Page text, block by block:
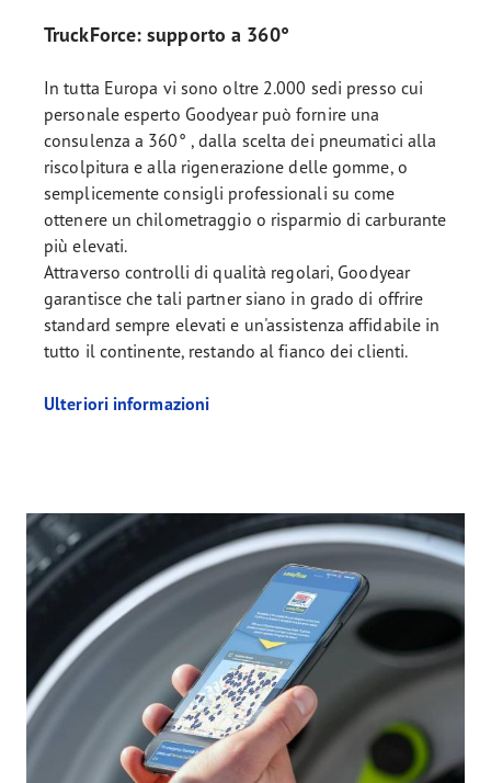
TruckForce: supporto a 360°
In tutta Europa vi sono oltre 2.000 sedi presso cui
personale esperto Goodyear può fornire una
consulenza a 360° , dalla scelta dei pneumatici alla
riscolpitura e alla rigenerazione delle gomme, o
semplicemente consigli professionali su come
ottenere un chilometraggio o risparmio di carburante
più elevati.
Attraverso controlli di qualità regolari, Goodyear
garantisce che tali partner siano in grado di offrire
standard sempre elevati e un'assistenza affidabile in
tutto il continente, restando al fianco dei clienti.
Ulteriori informazioni